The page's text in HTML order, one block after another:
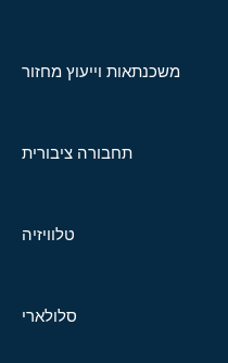
משכנתאות וייעוץ מחזור
תחבורה ציבורית
טלוויזיה
סלולארי